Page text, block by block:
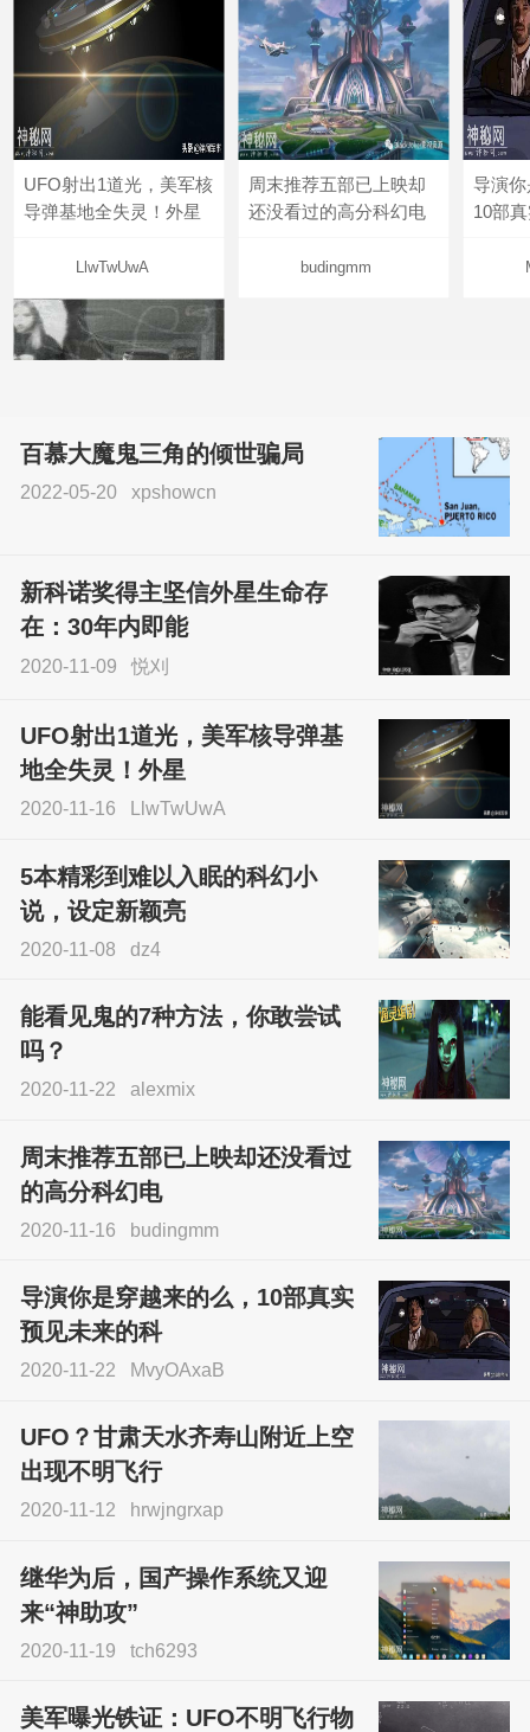
UFO射出1道光，美军核
导弹基地全失灵！外星
LlwTwUwA
周末推荐五部已上映却
还没看过的高分科幻电
budingmm
导演
10部
sskfn
百慕大魔鬼三角的倾世骗局
2022-05-20 xpshowcn
新科诺奖得主坚信外星生命存
在：30年内即能
2020-11-09 悦刈
UFO射出1道光，美军核导弹基
地全失灵！外星
2020-11-16 LlwTwUwA
5本精彩到难以入眠的科幻小
说，设定新颖亮
2020-11-08 dz4
能看见鬼的7种方法，你敢尝试
吗？
2020-11-22 alexmix
周末推荐五部已上映却还没看过
的高分科幻电
2020-11-16 budingmm
导演你是穿越来的么，10部真实
预见未来的科
2020-11-22 MvyOAxaB
UFO？甘肃天水齐寿山附近上空
出现不明飞行
2020-11-12 hrwjngrxap
继华为后，国产操作系统又迎
来“神助攻”
2020-11-19 tch6293
美军曝光铁证：UFO不明飞行物